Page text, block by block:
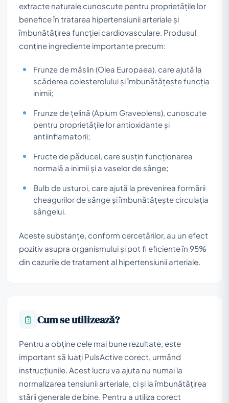
extracte naturale cunoscute pentru proprietățile lor
benefice în tratarea hipertensiunii arteriale și
îmbunătățirea funcției cardiovasculare. Produsul
conține ingrediente importante precum:
Frunze de măslin (Olea Europaea), care ajută la
scăderea colesterolului și îmbunătățește funcția
inimii;
Frunze de țelină (Apium Graveolens), cunoscute
pentru proprietățile lor antioxidante și
antiinflamatorii;
Fructe de păducel, care susțin funcționarea
normală a inimii și a vaselor de sânge;
Bulb de usturoi, care ajută la prevenirea formării
cheagurilor de sânge și îmbunătățește circulația
sângelui.
Aceste substanțe, conform cercetărilor, au un efect
pozitiv asupra organismului și pot fi eficiente în 95%
din cazurile de tratament al hipertensiunii arteriale.
Cum se utilizează?
Pentru a obține cele mai bune rezultate, este
important să luați PulsActive corect, urmând
instrucțiunile. Acest lucru va ajuta nu numai la
normalizarea tensiunii arteriale, ci și la îmbunătățirea
stării generale de bine. Pentru a utiliza corect